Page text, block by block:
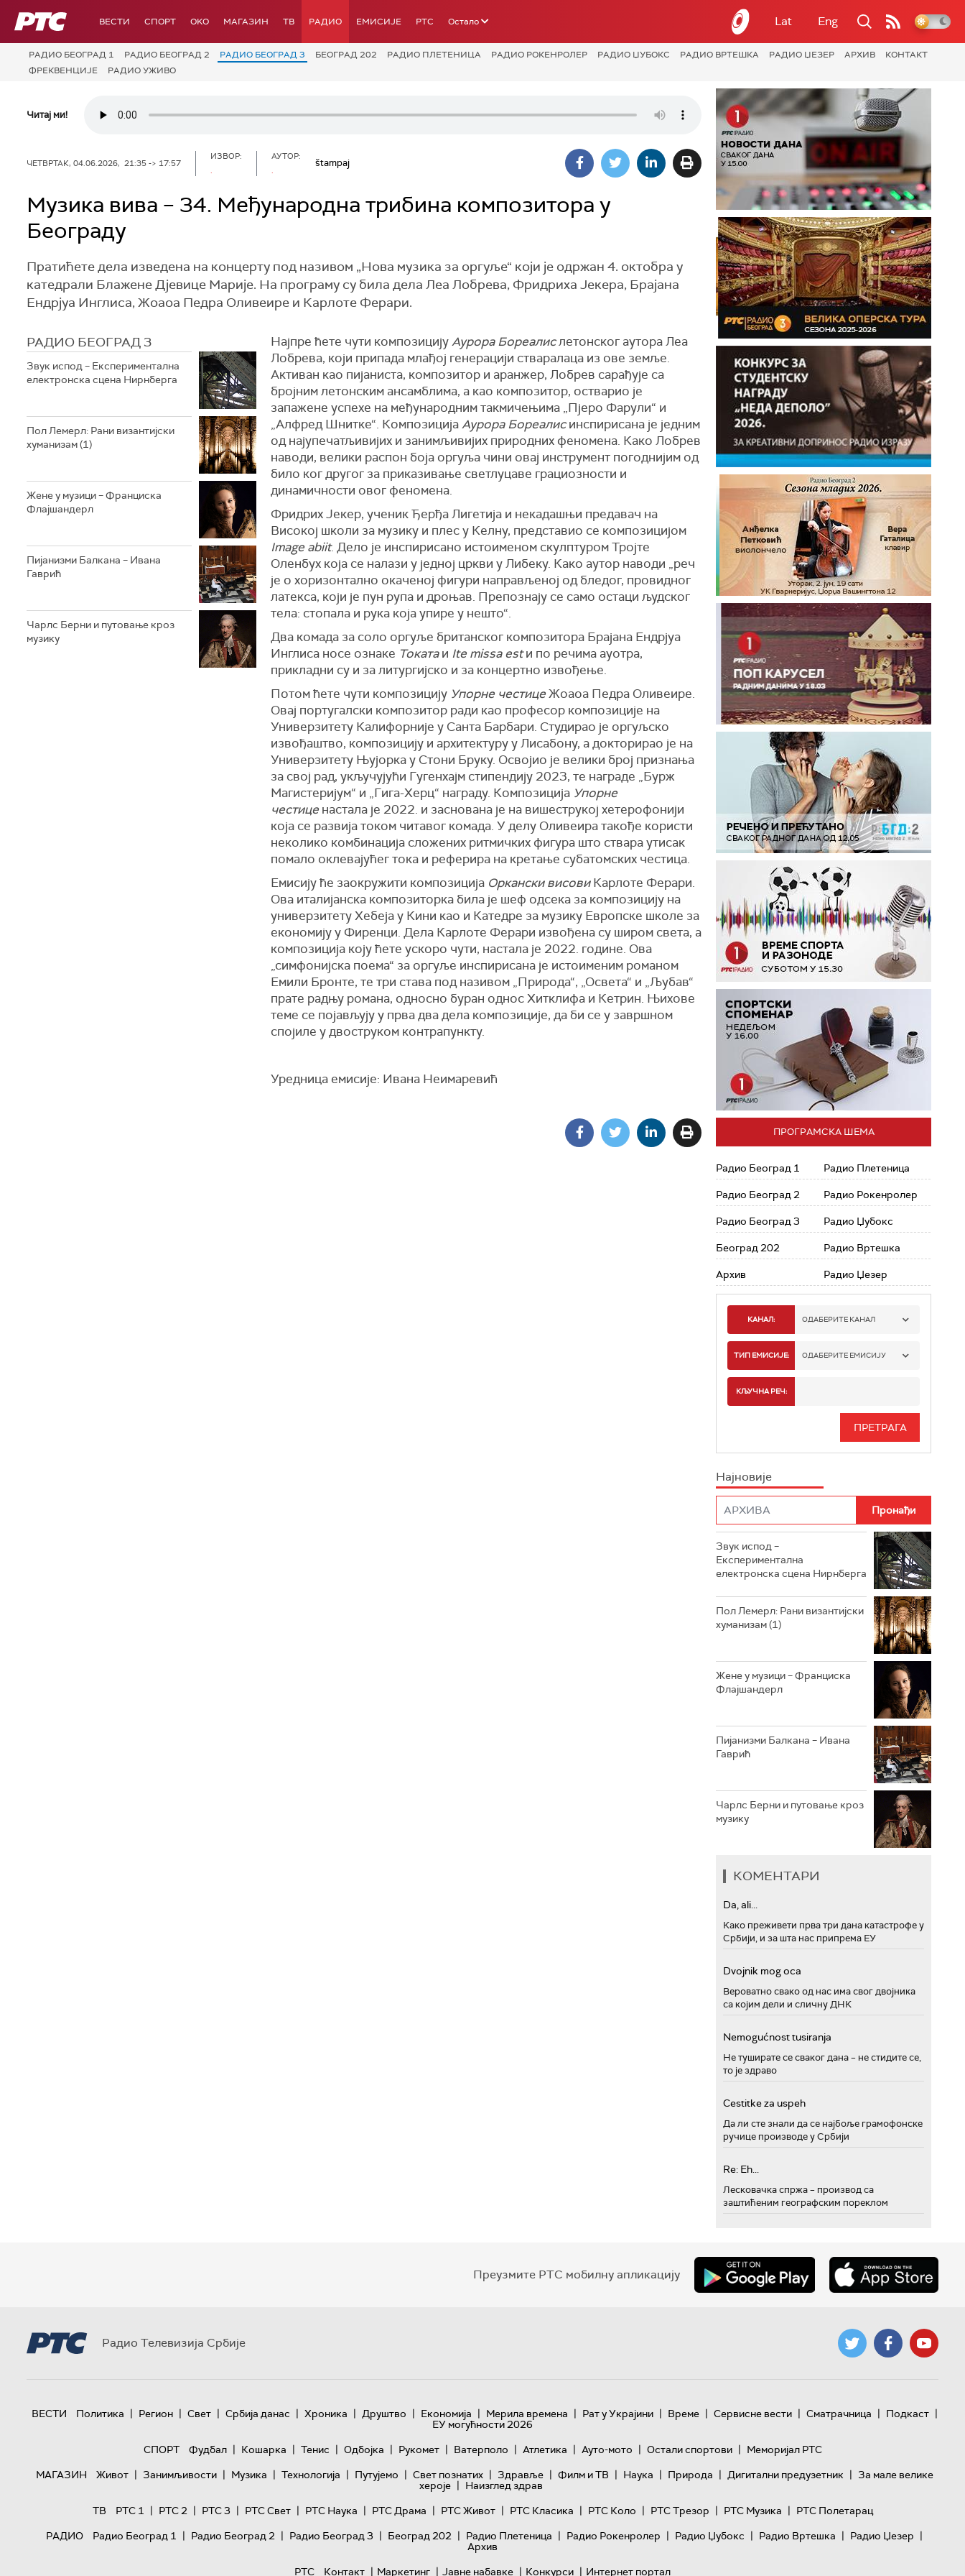
РТС ВЕСТИ СПОРТ OKO МАГАЗИН ТВ РАДИО ЕМИСИЈЕ РТС Остало Lat Eng
РАДИО БЕОГРАД 1 РАДИО БЕОГРАД 2 РАДИО БЕОГРАД 3 БЕОГРАД 202 РАДИО ПЛЕТЕНИЦА РАДИО РОКЕНРОЛЕР РАДИО ЏУБОКС РАДИО ВРТЕШКА РАДИО ЏЕЗЕР АРХИВ
КОНТАКТ
ФРЕКВЕНЦИЈЕ
РАДИО УЖИВО
Читај ми!
ЧЕТВРТАК, 04.06.2026, 21:35 -> 17:57
ИЗВОР:
АУТОР:
štampaj
Музика вива – 34. Међународна трибина композитора у
Београду
Пратићете дела изведена на концерту под називом „Нова музика за оргуље“ који је одржан 4. октобра у
катедрали Блажене Д‌јевице Марије. На програму су била дела Леа Лобрева, Фридриха Јекера, Брајана
Ендрјуа Инглиса, Жоаоа Педра Оливеире и Карлоте Ферари.
РАДИО БЕОГРАД 3
Звук испод – Експериментална
електронска сцена Нирнберга
Пол Лемерл: Рани византијски
хуманизам (1)
Жене у музици – Франциска
Флајшандерл
Пијанизми Балкана – Ивана
Гаврић
Чарлс Берни и путовање кроз
музику
Најпре ћете чути композицијуАурора Бореалислетонског аутора Леа
Лобрева, који припада млађој генерацији стваралаца из ове земље.
Активан као пијаниста, композитор и аранжер, Лобрев сарађује са
бројним летонским ансамблима, а као композитор, остварио је
запажене успехе на међународним такмичењима „Пјеро Фарули“ и
„Алфред Шнитке“. КомпозицијаАурора Бореалисинспирисана је једним
од најупечатљивијих и занимљивијих природних феномена. Како Лобрев
наводи, велики распон боја оргуља чини овај инструмент погоднијим од
било ког другог за приказивање светлуцаве грациозности и
динамичности овог феномена.
Фридрих Јекер, ученик Ђерђа Лигетија и некадашњи предавач на
Високој школи за музику и плес у Келну, представио се композицијом
Image abiit. Дело је инспирисано истоименом скулптуром Тројте
Оленбух која се налази у једној цркви у Либеку. Како аутор наводи „реч
је о хоризонтално окаченој фигури направљеној од бледог, провидног
латекса, који је пун рупа и дроњав. Препознају се само остаци људског
тела: стопала и рука која упире у нешто“.
Два комада за соло оргуље британског композитора Брајана Ендрјуа
Инглиса носе ознаке Токатаи Ite missa estи по речима ауотра,
прикладни су и за литургијско и за концертно извођење.
Потом ћете чути композицију Упорне честицеЖоаоа Педра Оливеире.
Овај португалски композитор ради као професор композиције на
Универзитету Калифорнијe у Санта Барбари. Студирао је оргуљско
извођаштво, композицију и архитектуру у Лисабону, а докторирао је на
Универзитету Њујорка у Стони Бруку. Освојио је велики број признања
за свој рад, укључујући Гугенхајм стипендију 2023, те награде „Бурж
Магистеријум“ и „Гига-Херц“ награду. Композиција Упорне
честиценастала је 2022. и заснована је на вишеструкој хетерофонији
која се развија током читавог комада. У делу Оливеира такође користи
неколико комбинација сложених ритмичких фигура што ствара утисак
помало оклевајућег тока и реферира на кретање субатомских честица.
Емисију ће заокружити композиција Оркански висовиКарлоте Ферари.
Ова италијанска композиторка била је шеф одсека за композицију на
универзитету Хебеја у Кини као и Катедре за музику Европске школе за
економију у Фиренци. Дела Карлоте Ферари извођена су широм света, а
композиција коју ћете ускоро чути, настала је 2022. године. Ова
„симфонијска поема“ за оргуље инспирисана је истоименим романом
Емили Бронте, те три става под називом „Природа“, „Освета“ и „Љубав“
прате радњу романа, односно буран однос Хитклифа и Кетрин. Њихове
теме се појављују у прва два дела композиције, да би се у завршном
спојиле у двоструком контрапункту.
Уредница емисије: Ивана Неимаревић
ПРОГРАМСКА ШЕМА
Радио Београд 1
Радио Београд 2
Радио Београд 3
Београд 202
Архив
Радио Плетеница
Радио Рокенролер
Радио Џубокс
Радио Вртешка
Радио Џезер
КАНАЛ: ОДАБЕРИТЕ КАНАЛ
РАДИО БЕОГРАД 1
РАДИО БЕОГРАД 3
РАДИО РОКЕНРОЛЕР
РАДИО ЏУБОКС
РАДИО ВРТЕШКА
РАДИО ЏЕЗЕР
ТИП ЕМИСИЈЕ: ОДАБЕРИТЕ ЕМИСИЈУ
ИНФО
КЉУЧНА РЕЧ:
Најновије
Звук испод –
Експериментална
електронска сцена Нирнберга
Пол Лемерл: Рани византијски
хуманизам (1)
Жене у музици – Франциска
Флајшандерл
Пијанизми Балкана – Ивана
Гаврић
Чарлс Берни и путовање кроз
музику
КОМЕНТАРИ
Da, ali...
Како преживети прва три дана катастрофе у
Србији, и за шта нас припрема ЕУ
Dvojnik mog oca
Вероватно свако од нас има свог двојника
са којим дели и сличну ДНК
Nemogućnost tusiranja
Не туширате се сваког дана – не стидите се,
то је здраво
Cestitke za uspeh
Да ли сте знали да се најбоље грамофонске
ручице производе у Србији
Re: Eh...
Лесковачка спржа – производ са
заштићеним географским пореклом
Преузмите РТС мобилну апликацију
Радио Телевизија Србије
ВЕСТИ Политика | Регион | Свет | Србија данас | Хроника | Друштво | Економија | Мерила времена | Рат у Украјини | Време | Сервисне вести | Сматрачница | Подкаст |
ЕУ могућности 2026
СПОРТ
Фудбал | Кошарка | Тенис | Одбојка | Рукомет | Ватерполо | Атлетика | Ауто-мото | Остали спортови | Меморијал РТС
МАГАЗИН
Живот | Занимљивости | Музика | Технологијa | Путујемо | Свет познатих | Здравље | Филм и ТВ | Наука | Природа | Дигитални предузетник | За мале велике
хероје | Наизглед здрав
ТВ
РТС 1 | РТС 2 | РТС 3 | РТС Свет | РТС Наука | РТС Драма | РТС Живот | РТС Класика | РТС Коло | РТС Трезор | РТС Музика | РТС Полетарац
РАДИО
Радио Београд 1 | Радио Београд 2 | Радио Београд 3 | Београд 202 | Радио Плетеница | Радио Рокенролер | Радио Џубокс | Радио Вртешка | Радио Џезер |
Архив
РТС
Контакт | Маркетинг | Јавне набавке | Конкурси | Интернет портал